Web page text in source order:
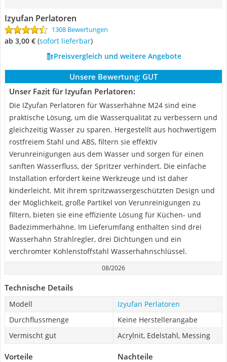
Izyufan Perlatoren
1308 Bewertungen
ab 3,00 € ( Sofort lieferbar)
Preisvergleich und weitere Angebote
Unsere Bewertung: GUT
Unser Fazit für Izyufan Perlatoren:
Die IZyufan Perlatoren für Wasserhähne M24 sind eine
praktische Lösung, um die Wasserqualität zu verbessern und
gleichzeitig Wasser zu sparen. Hergestellt aus hochwertigem
rostfreiem Stahl und ABS, filtern sie effektiv
Verunreinigungen aus dem Wasser und sorgen für einen
sanften Wasserfluss, der Spritzer verhindert. Die einfache
Installation erfordert keine Werkzeuge und ist daher
kinderleicht. Mit ihrem spritzwassergeschützten Design und
der Möglichkeit, große Partikel von Verunreinigungen zu
filtern, bieten sie eine effiziente Lösung für Küchen- und
Badezimmerhähne. Im Lieferumfang enthalten sind drei
Wasserhahn Strahlregler, drei Dichtungen und ein
verchromter Kohlenstoffstahl Wasserhahnschlüssel.
08/2026
Technische Details
Modell
Izyufan Perlatoren
Durchflussmenge
Keine Herstellerangabe
Vermischt gut
Acrylnit, Edelstahl, Messing
Vorteile Nachteile